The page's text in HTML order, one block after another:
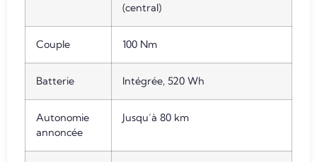
(central)
Couple 100 Nm
Batterie Intégrée, 520 Wh
Autonomie
annoncée
Jusqu’à 80 km